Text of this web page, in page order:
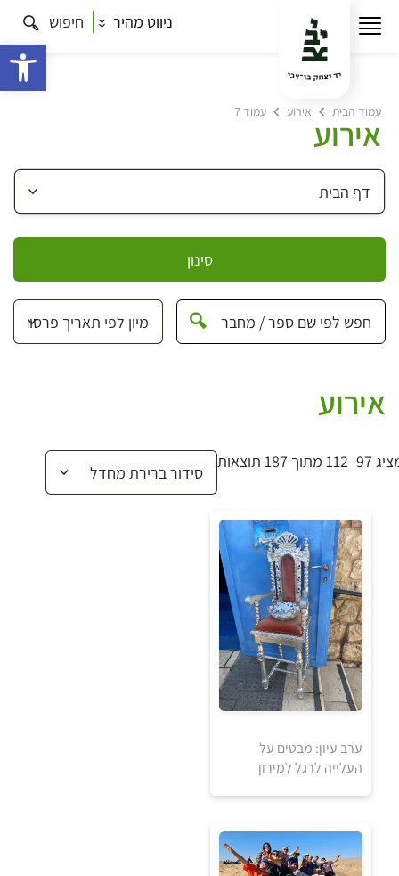
ניווט מהיר חיפוש
עמוד הבית אירוע עמוד 7
אירוע
סינון
אירוע
מתוך 187 תוצאות
ערב עיון: מבטים על
העלייה לרגל למירון